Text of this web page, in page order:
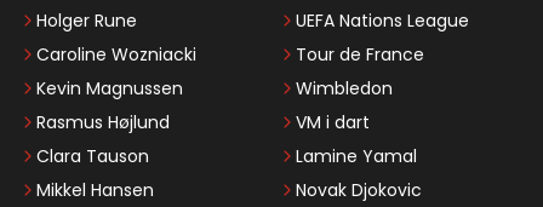
Holger Rune
Caroline Wozniacki
Kevin Magnussen
Rasmus Højlund
Clara Tauson
Mikkel Hansen
UEFA Nations League
Tour de France
Wimbledon
VM i dart
Lamine Yamal
Novak Djokovic